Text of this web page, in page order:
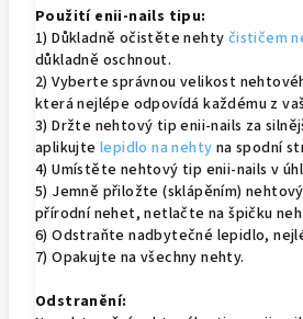
Použití enii-nails tipu:
1) Důkladně očistěte nehty čističem
důkladně oschnout.
2) Vyberte správnou velikost
která nejlépe odpovídá každému z
3) Držte nehtový tip enii-nails za
aplikujte lepidlo na nehty na spodní
4) Umístěte nehtový tip enii-nails v
5) Jemně přiložte (sklápěním)
přírodní nehet, netlačte na špičku
6) Odstraňte nadbytečné lepidlo,
7) Opakujte na všechny nehty.
Odstranění: